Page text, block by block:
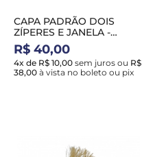
CAPA PADRÃO DOIS
ZÍPERES E JANELA -
COLEIRA
R$ 40,00
4x de R$ 10,00 sem juros ou R$
38,00 à vista no boleto ou pix